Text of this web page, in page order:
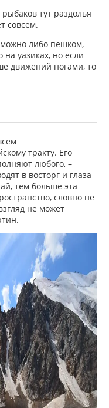
тут раздолья
совсем.
можно либо пешком,
на уазиках, но если
движений ногами, то
тракту. Его
любого, –
в восторг и глаза
тем больше эта
словно не
не может